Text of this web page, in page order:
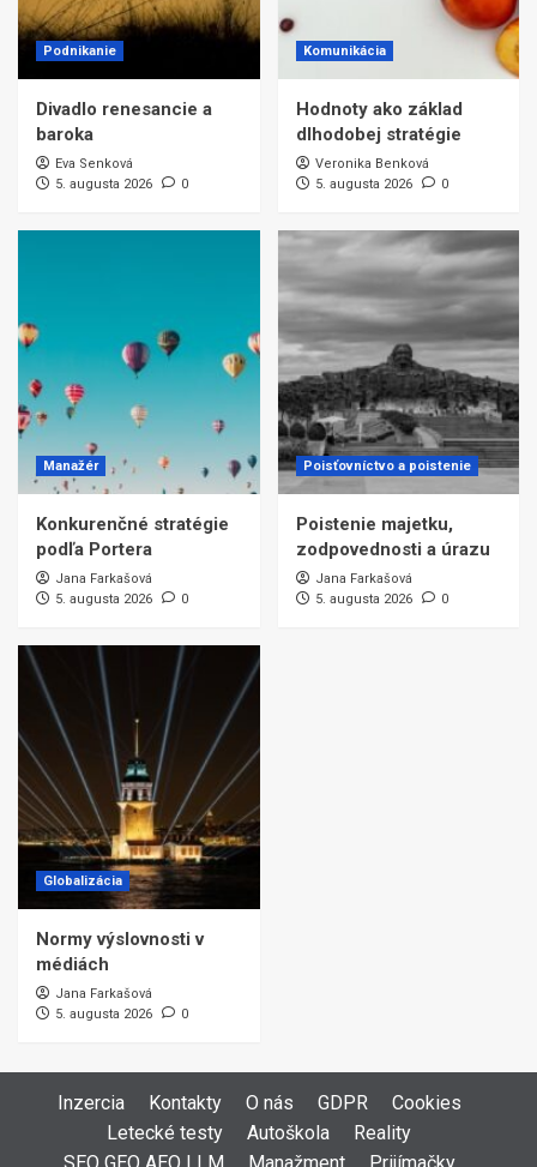
Podnikanie
Divadlo renesancie a
baroka
Eva Senková
5. augusta 2026
0
Komunikácia
Hodnoty ako základ
dlhodobej stratégie
Veronika Benková
5. augusta 2026
0
Manažér
Konkurenčné stratégie
podľa Portera
Jana Farkašová
5. augusta 2026
0
Poisťovníctvo a poistenie
Poistenie majetku,
zodpovednosti a úrazu
Jana Farkašová
5. augusta 2026
0
Globalizácia
Normy výslovnosti v
médiách
Jana Farkašová
5. augusta 2026
0
Inzercia Kontakty O nás GDPR
Cookies
Letecké testy
Autoškola
Reality